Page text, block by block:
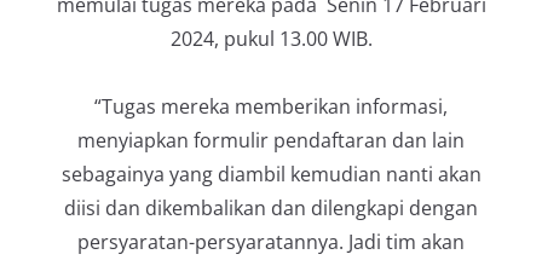
2024, pukul 13.00 WIB.
“Tugas mereka memberikan informasi,
menyiapkan formulir pendaftaran dan lain
sebagainya yang diambil kemudian nanti akan
diisi dan dikembalikan dan dilengkapi dengan
persyaratan-persyaratannya. Jadi tim akan